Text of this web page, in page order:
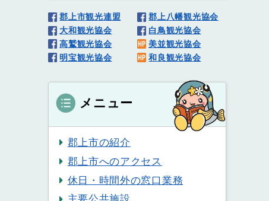
郡上市観光連盟
郡上八幡観光協会
大和観光協会
白鳥観光協会
高鷲観光協会
美並観光協会
明宝観光協会
和良観光協会
メニュー
郡上市の紹介
郡上市へのアクセス
休日・時間外の窓口業務